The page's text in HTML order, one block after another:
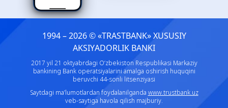
1994 – 2026 © «TRASTBANK» ХUSUSIY
AKSIYADORLIK BANKI
2017 yil 21 oktyabrdagi O‘zbekiston Respublikasi Markaziy
bankining Bank operatsiyalarini amalga oshirish huquqini
beruvchi 44-sonli litsenziyasi
Saytdagi ma’lumotlardan foydalanilganda www.trustbank.uz
veb-saytiga havola qilish majburiy.